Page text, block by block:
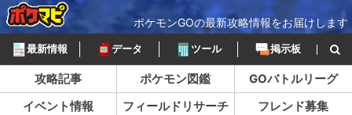
ポケモンGOの最新攻略情報をお届けします
最新情報 データ ツール 掲示板
攻略記事 ポケモン図鑑
GOバトルリーグ
イベント情報
フィールドリサーチ
フレンド募集